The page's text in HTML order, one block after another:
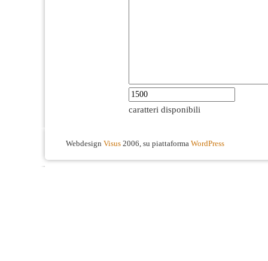
caratteri disponibili
Webdesign Visus 2006, su piattaforma WordPress